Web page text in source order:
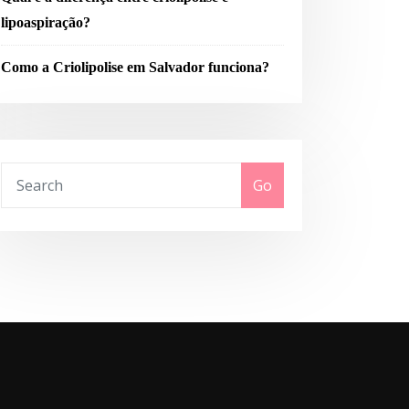
lipoaspiração?
Como a Criolipolise em Salvador funciona?
Go